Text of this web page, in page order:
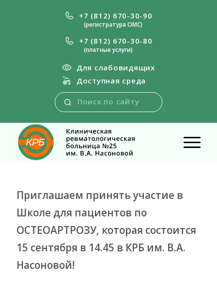
+7 (812) 670-30-90
(регистратура ОМС)
+7 (812) 670-30-80
(платные услуги)
Для слабовидящих
Доступная среда
Приглашаем принять участие в
Школе для пациентов по
ОСТЕОАРТРОЗУ, которая состоится
15 сентября в 14.45 в КРБ им. В.А.
Насоновой!